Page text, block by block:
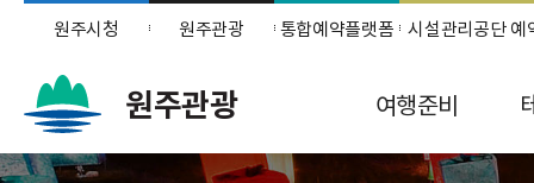
원주시청 원주관광 통합예약플랫폼 시설관리공단 예
원주관광 여행준비